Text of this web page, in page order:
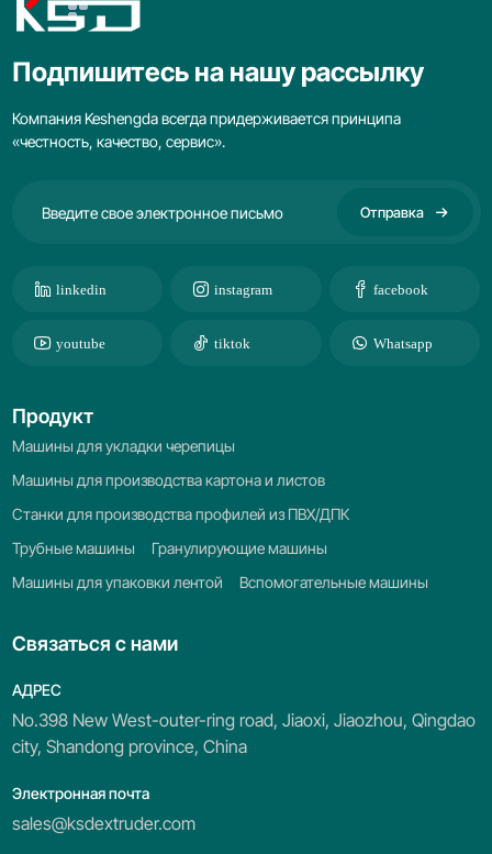
Подпишитесь на нашу рассылку
Компания Keshengda всегда придерживается принципа
«честность, качество, сервис».
Отправка
linkedin instagram facebook
youtube tiktok Whatsapp
Связаться с нами
АДРЕС
No.398 New West-outer-ring road, Jiaoxi, Jiaozhou, Qingdao
city, Shandong province, China
Электронная почта
sales@ksdextruder.com
Продукт
Машины для укладки черепицы
Машины для производства картона и листов
Станки для производства профилей из ПВХ/ДПК
Трубные машины
Гранулирующие машины
Машины для упаковки лентой
Вспомогательные машины